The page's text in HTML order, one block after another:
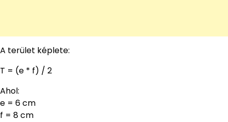
A terület képlete:
T = (e * f) / 2
Ahol:
e = 6 cm
f = 8 cm